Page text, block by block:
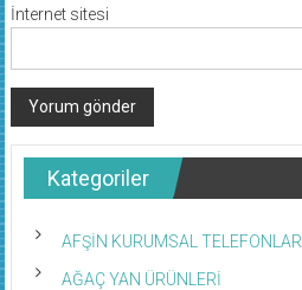
İnternet sitesi
Kategoriler
AFŞİN KURUMSAL TELEFONLAR
AĞAÇ YAN ÜRÜNLERİ